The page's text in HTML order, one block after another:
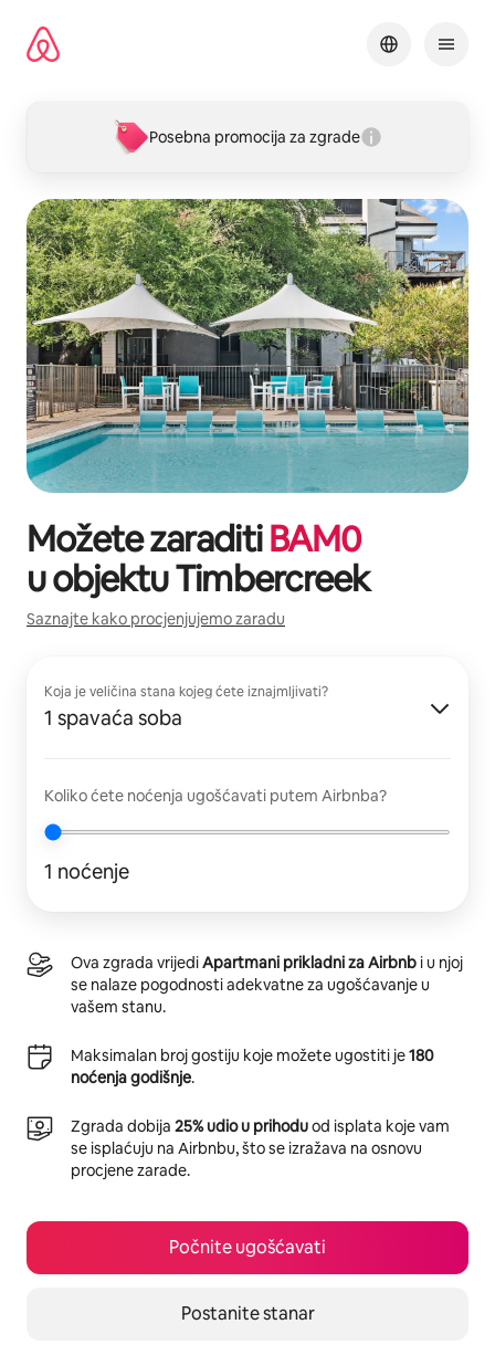
sadržaj
Posebna promocija za zgrade
Možete zaraditiBAM0
u objektuTimbercreek
Saznajte kako procjenjujemo zaradu
Koja je veličina stana kojeg ćete iznajmljivati?
1 spavaća soba
Koliko ćete noćenja ugošćavati putem Airbnba?
1 noćenje
Ova zgrada vrijediApartmani prikladni za Airbnb i u njoj
se nalaze pogodnosti adekvatne za ugošćavanje u
vašem stanu.
Maksimalan broj gostiju koje možete ugostiti je180
noćenja godišnje.
Zgrada dobija 25% udio u prihoduod isplata koje vam
se isplaćuju na Airbnbu, što se izražava na osnovu
procjene zarade.
Počnite ugošćavati
Postanite stanar